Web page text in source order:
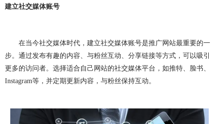
软件开发
公众号定制开发 微信公众号定制开发
公众号开发费用 做公众号 公众号开发问题
做OA系统 开发百科 APP开发 做APP
建立社交媒体账号
在当今社交媒体时代，建立社交媒体账号是推广网站最重要的一
步。通过发布有趣的内容、与粉丝互动、分享链接等方式，可以吸引
更多的访问者。选择适合自己网站的社交媒体平台，如推特、脸书、
Instagram等，并定期更新内容，与粉丝保持互动。